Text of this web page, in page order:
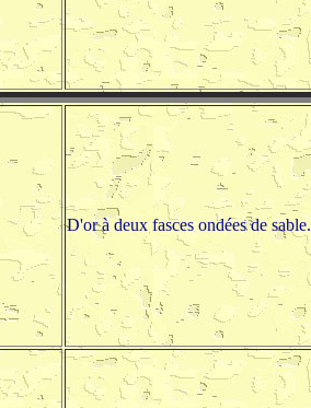
D'or à deux fasces ondées de sable.